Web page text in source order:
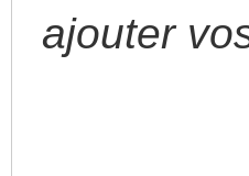
ajouter